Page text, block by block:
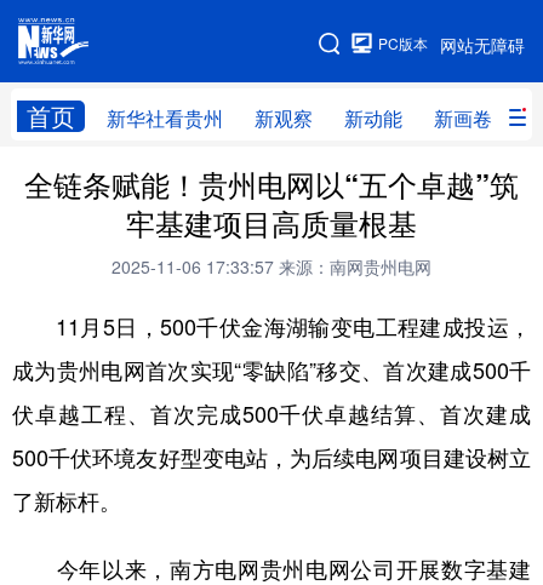
网站无障碍
PC版本
首页 新华社看贵州 新观察 新动能 新画卷
网站地图
新华社看贵州 新观察 新动能 新画卷
贵州领导 人事
直播
畅游贵州 数字贵州 律动贵州 健康贵州
光影贵州 部门之窗 县区直达 企业速递
六盘水
全链条赋能！贵州电网以“五个卓越”筑
牢基建项目高质量根基
2025-11-06 17:33:57 来源：南网贵州电网
11月5日，500千伏金海湖输变电工程建成投运，
成为贵州电网首次实现“零缺陷”移交、首次建成500千
伏卓越工程、首次完成500千伏卓越结算、首次建成
500千伏环境友好型变电站，为后续电网项目建设树立
了新标杆。
今年以来，南方电网贵州电网公司开展数字基建